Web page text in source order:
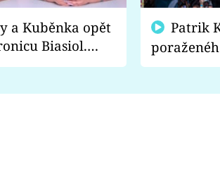
a Kuběnka opět
Biasiol.
nich falešná a
fanoušci